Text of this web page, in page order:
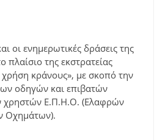
οι ενημερωτικές δράσεις της
πλαίσιο της εκστρατείας
κράνους», με σκοπό την
οδηγών και επιβατών
χρηστών Ε.Π.Η.Ο. (Ελαφρών
Οχημάτων).